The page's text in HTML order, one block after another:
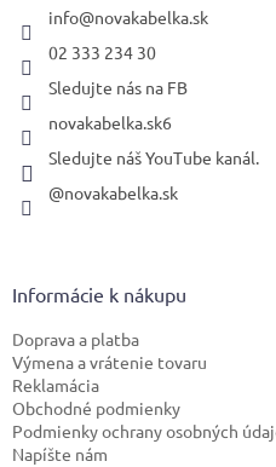
info@novakabelka.sk
02 333 234 30
Sledujte nás na FB
novakabelka.sk6
Sledujte náš YouTube kanál.
@novakabelka.sk
Informácie k nákupu
Doprava a platba
Výmena a vrátenie tovaru
Reklamácia
Obchodné podmienky
Podmienky ochrany osobných
Napíšte nám